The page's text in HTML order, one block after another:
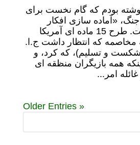
بودم که گام نخست برای
جنگ، «آماده سازی افکار
عمومی» است. طرح 15 ماده ای آمریکا
مخاصمه که انتظار داشت ج.ا.
شکست و تسلیم)، که کرد، و
همه بازیگران منظقه ای
امر...
« Older Entries